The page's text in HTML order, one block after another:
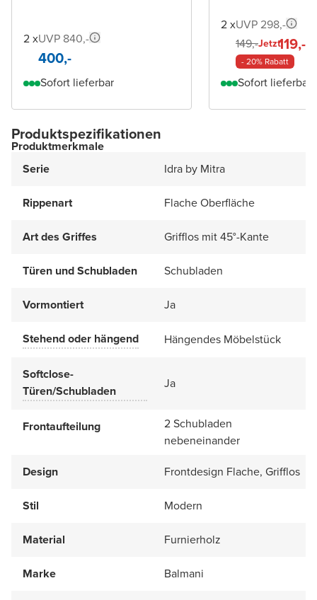
2 xUVP 840,-
400,-
Sofort lieferbar
2 xUVP 298,-
149,-Jetzt119,-
- 20% Rabatt
Sofort lieferbar
Produktspezifikationen
Produktmerkmale
Serie
Idra by Mitra
Rippenart Flache Oberfläche
Art des Griffes Grifflos mit 45°-Kante
Türen und Schubladen Schubladen
Vormontiert Ja
Stehend oder hängend Hängendes Möbelstück
Softclose-
Türen/Schubladen
Ja
Frontaufteilung
2 Schubladen
nebeneinander
Design
Frontdesign Flache, Grifflos
Stil Modern
Material Furnierholz
Marke Balmani